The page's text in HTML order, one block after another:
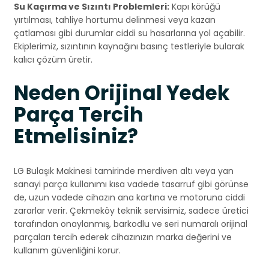
Su Kaçırma ve Sızıntı Problemleri: Kapı körüğü
yırtılması, tahliye hortumu delinmesi veya kazan
çatlaması gibi durumlar ciddi su hasarlarına yol açabilir.
Ekiplerimiz, sızıntının kaynağını basınç testleriyle bularak
kalıcı çözüm üretir.
Neden Orijinal Yedek
Parça Tercih
Etmelisiniz?
LG Bulaşık Makinesi tamirinde merdiven altı veya yan
sanayi parça kullanımı kısa vadede tasarruf gibi görünse
de, uzun vadede cihazın ana kartına ve motoruna ciddi
zararlar verir. Çekmeköy teknik servisimiz, sadece üretici
tarafından onaylanmış, barkodlu ve seri numaralı orijinal
parçaları tercih ederek cihazınızın marka değerini ve
kullanım güvenliğini korur.